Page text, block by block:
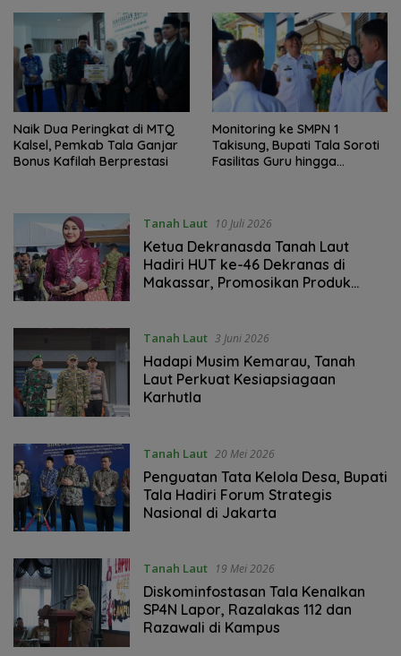
Naik Dua Peringkat di MTQ
Kalsel, Pemkab Tala Ganjar
Bonus Kafilah Berprestasi
Monitoring ke SMPN 1
Takisung, Bupati Tala Soroti
Fasilitas Guru hingga
Tanah Laut 10 Juli 2026
Ketua Dekranasda Tanah Laut
Hadiri HUT ke-46 Dekranas di
Makassar, Promosikan Produk
Tanah Laut 3 Juni 2026
Hadapi Musim Kemarau, Tanah
Laut Perkuat Kesiapsiagaan
Karhutla
Tanah Laut 20 Mei 2026
Penguatan Tata Kelola Desa, Bupati
Tala Hadiri Forum Strategis
Nasional di Jakarta
Tanah Laut 19 Mei 2026
Diskominfostasan Tala Kenalkan
SP4N Lapor, Razalakas 112 dan
Razawali di Kampus